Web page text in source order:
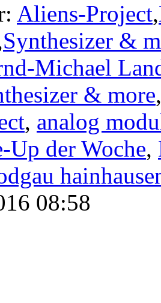
Aliens-Project,
Synthesizer &
Michael
& more,
, analog
Up der Woche,
08:58